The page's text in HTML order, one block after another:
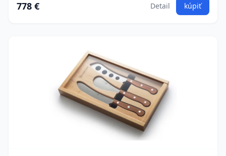
778 € Detail kúpiť